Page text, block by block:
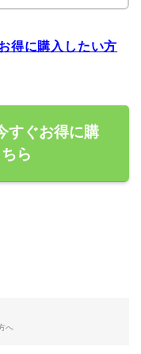
得に購入したい方
すぐお得に購
ら
へ